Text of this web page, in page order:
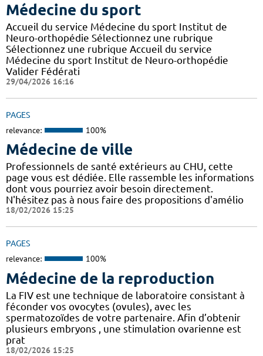
Médecine du sport
Accueil du service Médecine du sport Institut de
Neuro-orthopédie Sélectionnez une rubrique
Sélectionnez une rubrique Accueil du service
Médecine du sport Institut de Neuro-orthopédie
Valider Fédérati
29/04/2026 16:16
PAGES
relevance: 100%
Médecine de ville
Professionnels de santé extérieurs au CHU, cette
page vous est dédiée. Elle rassemble les informations
dont vous pourriez avoir besoin directement.
N'hésitez pas à nous faire des propositions d'amélio
18/02/2026 15:25
PAGES
relevance: 100%
Médecine de la reproduction
La FIV est une technique de laboratoire consistant à
féconder vos ovocytes (ovules), avec les
spermatozoïdes de votre partenaire. Afin d’obtenir
plusieurs embryons , une stimulation ovarienne est
prat
18/02/2026 15:25